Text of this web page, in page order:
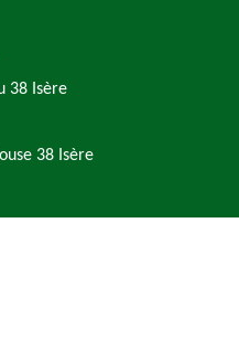
38 Isère
38 Isère